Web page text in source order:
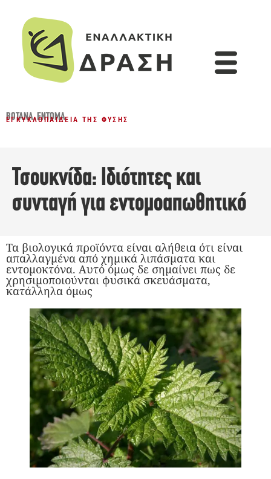
ΒΌΤΑΝΑ,ΈΝΤΟΜΑ
ΕΓΚΥΚΛΟΠΑΊΔΕΙΑ ΤΗΣ ΦΎΣΗΣ
Τσουκνίδα: Ιδιότητες και
συνταγή για εντομοαπωθητικό
Τα βιολογικά προϊόντα είναι αλήθεια ότι είναι
απαλλαγμένα από χημικά λιπάσματα και
εντομοκτόνα. Αυτό όμως δε σημαίνει πως δε
χρησιμοποιούνται φυσικά σκευάσματα,
κατάλληλα όμως